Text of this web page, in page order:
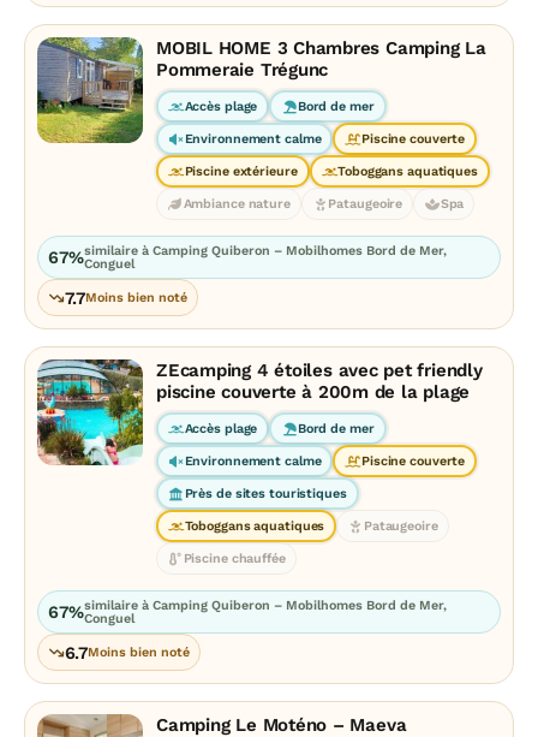
MOBIL HOME 3 Chambres Camping La
Pommeraie Trégunc
Accès plage Bord de mer
Environnement calme Piscine couverte
Piscine extérieure Toboggans aquatiques
Ambiance nature Pataugeoire Spa
67%similaire à Camping Quiberon – Mobilhomes Bord de Mer,
Conguel
7.7Moins bien noté
ZEcamping 4 étoiles avec pet friendly
piscine couverte à 200m de la plage
Accès plage Bord de mer
Environnement calme Piscine couverte
Près de sites touristiques
Toboggans aquatiques Pataugeoire
Piscine chauffée
67%similaire à Camping Quiberon – Mobilhomes Bord de Mer,
Conguel
6.7Moins bien noté
Camping Le Moténo – Maeva